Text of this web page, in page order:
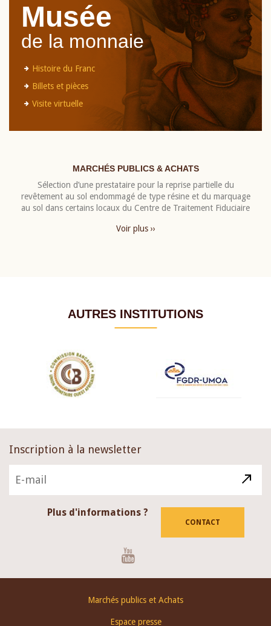
Musée
de la monnaie
Histoire du Franc
Billets et pièces
Visite virtuelle
MARCHÉS PUBLICS & ACHATS
Sélection d’une prestataire pour la reprise partielle du
revêtement au sol endommagé de type résine et du marquage
au sol dans certains locaux du Centre de Traitement Fiduciaire
Voir plus ››
AUTRES INSTITUTIONS
Inscription à la newsletter
Plus d'informations ?
CONTACT
Marchés publics et Achats
Espace presse